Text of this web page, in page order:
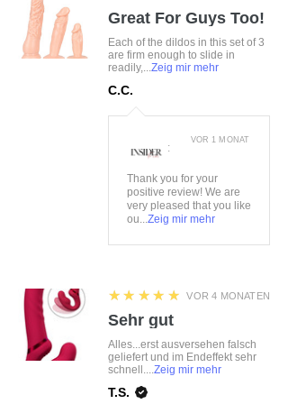
Great For Guys Too!
Each of the dildos in this set of 3
are firm enough to slide in
readily,...Zeig mir mehr
C.C.
:
Thank you for your
positive review! We are
very pleased that you like
ou...Zeig mir mehr
VOR 1 MONAT
VOR 4 MONATEN
5
★★★★★
Sehr gut
Alles...erst ausversehen falsch
geliefert und im Endeffekt sehr
schnell....Zeig mir mehr
T.S.